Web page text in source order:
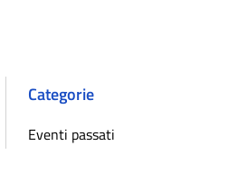
Categorie
Eventi passati